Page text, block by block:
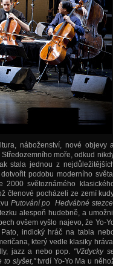
náboženství, nové objevy
moře, odkud
stala jednou z
podobu moderního
2000 světoznámého
členové pocházeli ze zemí
Putování po Hedvábné
alespoň hudebně, a
ovšem vyšlo najevo, že Yo-
indický hráč na tabla
který vedle klasiky hrával
jazz a nebo pop. "Vždycky
to slyšet,"tvrdí Yo-Yo Ma u